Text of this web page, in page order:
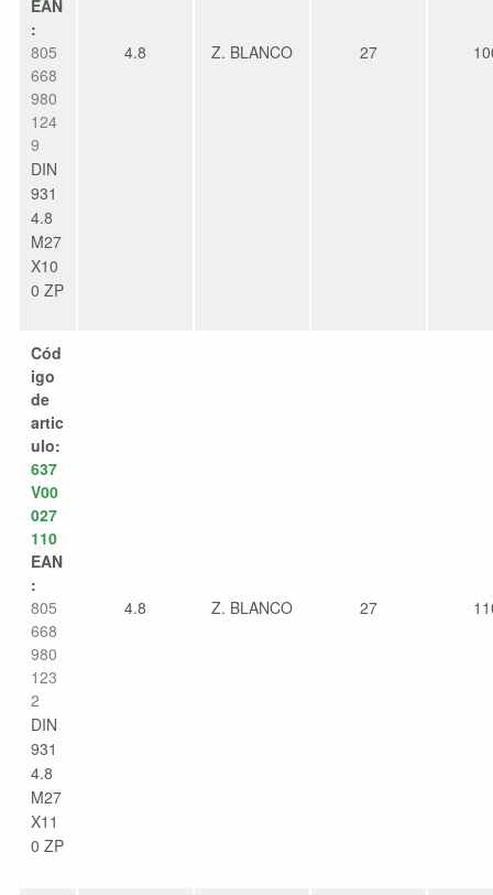
EAN
:
805
668
980
124
9
DIN
931
4.8
M27
X10
0 ZP
4.8 Z. BLANCO 27
Cód
igo
de
artic
ulo:
637
V00
027
110
EAN
:
805
668
980
123
2
DIN
931
4.8
M27
X11
0 ZP
4.8 Z. BLANCO 27